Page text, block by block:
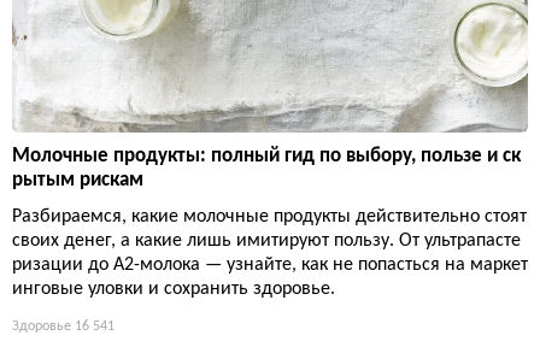
Молочные продукты: полный гид по выбору, пользе и ск
рытым рискам
Разбираемся, какие молочные продукты действительно стоят
своих денег, а какие лишь имитируют пользу. От ультрапасте
ризации до А2-молока — узнайте, как не попасться на маркет
инговые уловки и сохранить здоровье.
Здоровье 16 541